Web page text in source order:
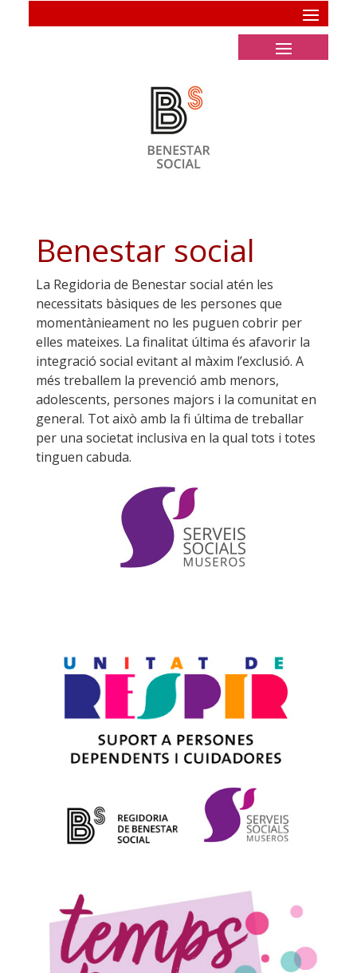
Benestar social
La Regidoria de Benestar social atén les
necessitats bàsiques de les persones que
momentànieament no les puguen cobrir per
elles mateixes. La finalitat última és afavorir la
integració social evitant al màxim l’exclusió. A
més treballem la prevenció amb menors,
adolescents, persones majors i la comunitat en
general. Tot això amb la fi última de treballar
per una societat inclusiva en la qual tots i totes
tinguen cabuda.